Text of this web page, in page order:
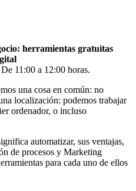
herramientas gratuitas
11:00 a 12:00 horas.
una cosa en común: no
localización: podemos trabajar
ordenador, o incluso
automatizar, sus ventajas,
de procesos y Marketing
para cada uno de ellos